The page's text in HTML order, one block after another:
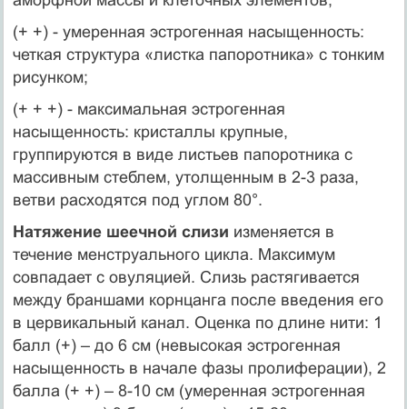
(+ +) - умеренная эстрогенная насыщенность:
четкая струк­тура «листка папоротника» с тонким
рисунком;
(+ + +) - максимальная эстрогенная
насыщенность: кристал­лы крупные,
группируются в виде листьев папоротника с
массив­ным стеблем, утолщенным в 2-3 раза,
ветви расходятся под уг­лом 80°.
Натяжение шеечной слизи изменяется в
течение менструально­го цикла. Максимум
совпадает с овуляцией. Слизь растягивается
между браншами корнцанга после введения его
в цервикальный канал. Оценка по длине нити: 1
балл (+) – до 6 см (невысокая эстрогенная
насыщенность в начале фазы пролиферации), 2
бал­ла (+ +) – 8-10 см (умеренная эстрогенная